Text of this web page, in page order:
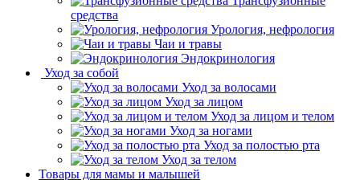
средства
Урология, нефрология
Чаи и травы
Эндокринология
Уход за собой
Уход за волосами
Уход за лицом
Уход за лицом и телом
Уход за ногами
Уход за полостью рта
Уход за телом
Товары для мамы и малышей